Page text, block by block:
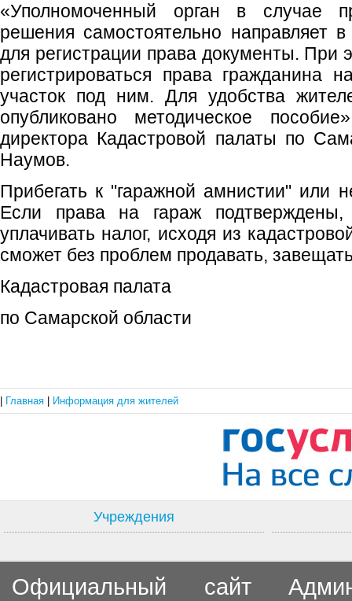
«Уполномоченный орган в случае
решения самостоятельно направляет
для регистрации права документы. При
регистрироваться права гражданина
участок под ним. Для удобства
опубликовано методическое
директора Кадастровой палаты по
Наумов.
Прибегать к "гаражной амнистии" или
Если права на гараж подтверждены,
уплачивать налог, исходя из
сможет без проблем продавать,
Кадастровая палата
по Самарской области
Главная Информация для жителей
Учреждения
Официальный сайт